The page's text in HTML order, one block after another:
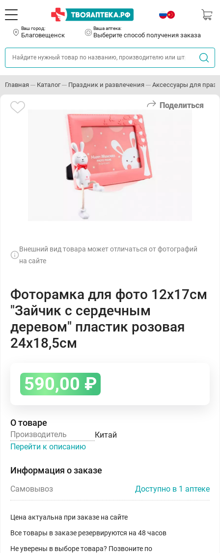
Ваш город:
Благовещенск
Ваша аптека:
Выберите способ получения заказа
Главная Каталог Праздник и развлечения Аксессуары для
Поделиться
Внешний вид товара может отличаться от фотографий
на сайте
Фоторамка для фото 12х17см
"Зайчик с сердечным
деревом" пластик розовая
24х18,5см
590,00 ₽
О товаре
Производитель
Китай
Перейти к описанию
Информация о заказе
Самовывоз Доступно в 1 аптеке
Цена актуальна при заказе на сайте
Все товары в заказе резервируются на 48 часов
Не уверены в выборе товара? Позвоните по